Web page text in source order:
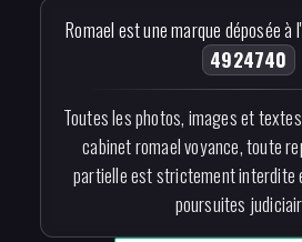
Romael est une marque déposée à
4924740
Toutes les photos, images et
cabinet romael voyance, toute
partielle est strictement interdite
poursuites